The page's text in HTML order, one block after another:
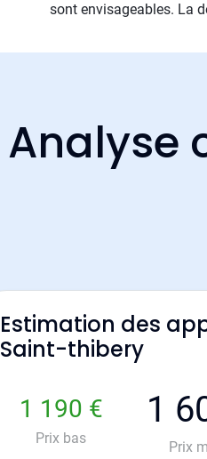
sont envisageables. La
Analyse
Estimation des
Saint-thibery
1 190 €
Prix bas
1
Prix